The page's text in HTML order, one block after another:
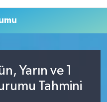
Yarın ve 1
Tahmini